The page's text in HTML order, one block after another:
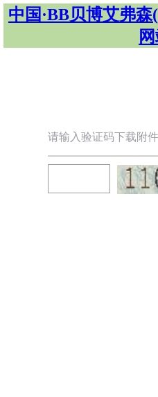
中国·BB贝博艾弗
请输入验证码下载附件